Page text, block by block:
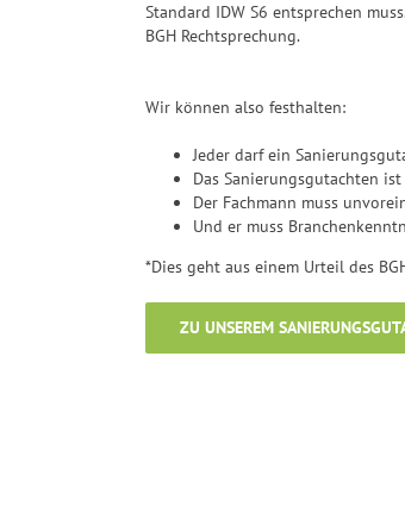
Standard IDW S6 entsprechen
BGH Rechtsprechung.
Wir können also festhalten:
Jeder darf ein
Das Sanierungsgutachten
Der Fachmann muss
Und er muss
*Dies geht aus einem Urteil des
ZU UNSEREM